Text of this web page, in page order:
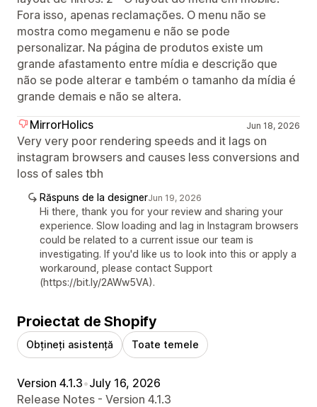
Fora isso, apenas reclamações. O menu não se
mostra como megamenu e não se pode
personalizar. Na página de produtos existe um
grande afastamento entre mídia e descrição que
não se pode alterar e também o tamanho da mídia é
grande demais e não se altera.
MirrorHolics
Jun 18, 2026
Very very poor rendering speeds and it lags on
instagram browsers and causes less conversions and
loss of sales tbh
Răspuns de la designerJun 19, 2026
Hi there, thank you for your review and sharing your
experience. Slow loading and lag in Instagram browsers
could be related to a current issue our team is
investigating. If you'd like us to look into this or apply a
workaround, please contact Support
(https://bit.ly/2AWw5VA).
Proiectat de Shopify
Obțineți asistență Toate temele
Version 4.1.3•July 16, 2026
Release Notes - Version 4.1.3